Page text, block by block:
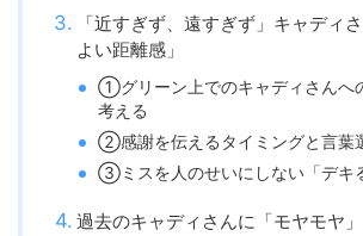
「近すぎず、遠すぎず」キャディ
よい距離感」
①グリーン上でのキャディさんへ
考える
②感謝を伝えるタイミングと言葉
③ミスを人のせいにしない「デキ
過去のキャディさんに「モヤモヤ